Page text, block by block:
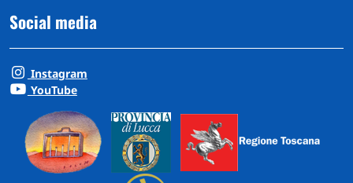
Social media
Instagram
YouTube